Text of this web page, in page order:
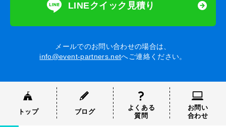
LINEクイック見積り
メールでのお問い合わせの場合は、
info@event-partners.netへご連絡ください。
トップ ブログ
よくある
質問
お問い
合わせ